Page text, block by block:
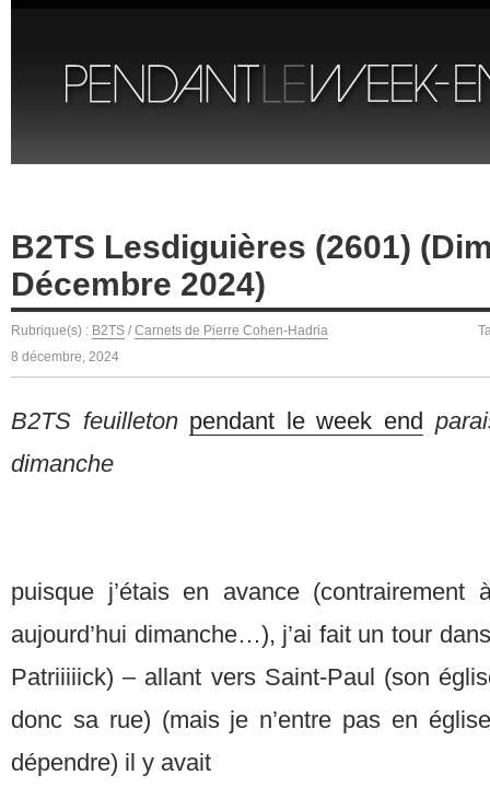
B2TS Lesdiguières (2601)
Décembre 2024)
Rubrique(s) : B2TS / Carnets de Pierre Cohen-Hadria
8 décembre, 2024
B2TS feuilleton pendant le week end
dimanche
puisque j’étais en avance (contrairement
aujourd’hui dimanche…), j’ai fait un tour
Patriiiiick) – allant vers Saint-Paul (son
donc sa rue) (mais je n’entre pas en
dépendre) il y avait